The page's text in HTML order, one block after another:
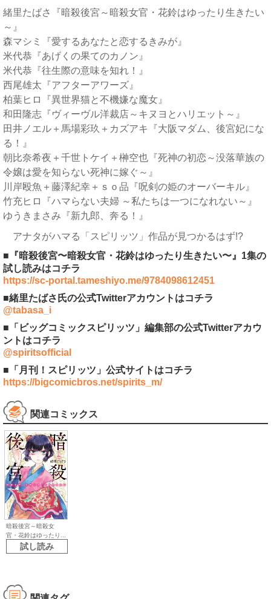
緒里たばさ『暗殺後宮～暗殺女官・花鈴はゆったり生きたい
～』
森マシミ『愛するあなたと恋するきみが』
米代恭『あげくの果てのカノン』
米代恭『往生際の意味を知れ！』
西尾雄太『アフターアワーズ』
柏葉ヒロ『異世界猫と不機嫌な魔女』
和田隆志『ヴィーヴル洋裁店～キヌヨとハリエット～』
田井ノエル＋馬場彩玖＋カズアキ『大阪マダム、後宮妃にな
る！』
朝比奈希夜＋千世トケイ＋榊空也『死神の初恋～没落華族の
令嬢は愛を知らない死神に嫁ぐ～』
川岸殴魚＋藤澤紀幸＋ｓｏ品『呪剣の姫のオーバーキル』
竹充ヒロ『ハマらない夫婦 ～私たちは一つになれない～』
ゆうきまさみ『新九郎、奔る！』
アナタがハマる「スピリッツ」作品が見つかるはず!?
■『暗殺後宮〜暗殺女官・花鈴はゆったり生きたい〜』1集の
試し読みはコチラ
https://sc-portal.tameshiyo.me/9784098612451
■緒里たばさ氏の公式Twitterアカウントはコチラ
@tabasa_i
■「ビッグコミックスピリッツ」編集部の公式Twitterアカウ
ントはコチラ
@spiritsofficial
■「月刊！スピリッツ」公式サイトはコチラ
https://bigcomicbros.net/spirits_m/
関連コミックス
暗殺後宮～暗殺女
官・花鈴はゆったり...
試し読み